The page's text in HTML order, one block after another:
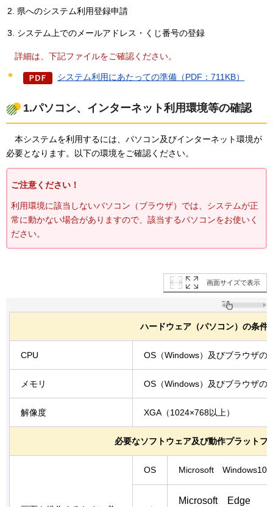
県へのシステム利用登録申請
システム上でのメールアドレス・くじ番号の登録
詳細は、下記ファイルをご確認ください。
システム利用にあたっての準備（PDF：711KB）
1.パソコン、インターネット利用環境等の確認
本システムを利用するには、パソコン及びインターネット環境が
必要となります。以下の環境をご確認ください。
ご注意ください！
利用環境に該当しないパソコン（ブラウザ）では、システムが正
常に動かない場合がありますので、該当するパソコンをお使いく
ださい。
画面サイズで表示
ハードウェア（パソコン）の条件
CPU OS（Windows）及びブラウザの
メモリ OS（Windows）及びブラウザの
解像度 XGA（1024×768以上）
必要なソフトウェア及び動作プラットフ
OS Microsoft Windows10
Microsoft Edge